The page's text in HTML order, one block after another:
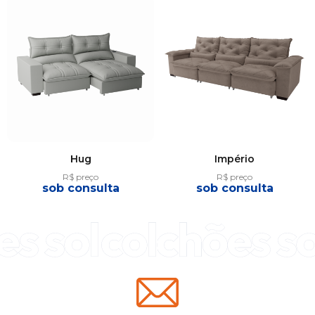
Hug
R$ preço
sob consulta
Império
R$ preço
sob consulta